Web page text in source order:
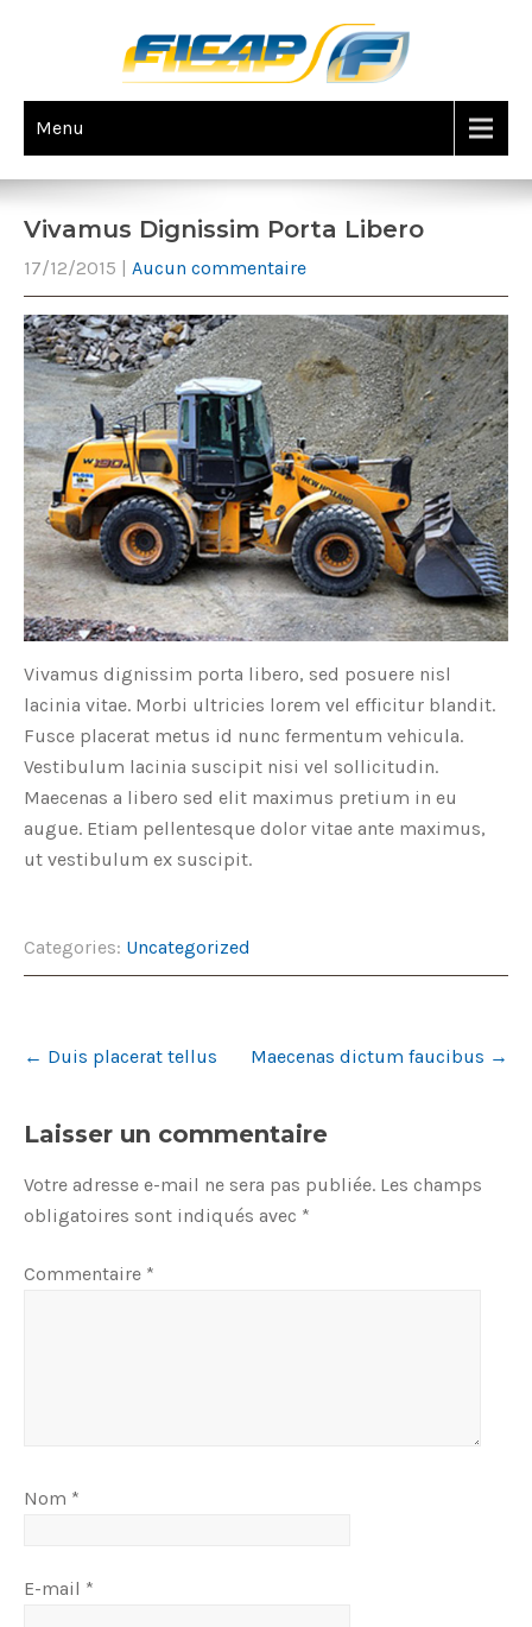
Menu
Vivamus Dignissim Porta Libero
17/12/2015 | Aucun commentaire
Vivamus dignissim porta libero, sed posuere nisl
lacinia vitae. Morbi ultricies lorem vel efficitur blandit.
Fusce placerat metus id nunc fermentum vehicula.
Vestibulum lacinia suscipit nisi vel sollicitudin.
Maecenas a libero sed elit maximus pretium in eu
augue. Etiam pellentesque dolor vitae ante maximus,
ut vestibulum ex suscipit.
Categories: Uncategorized
navigation
← Duis placerat tellus Maecenas dictum faucibus →
Laisser un commentaire
Votre adresse e-mail ne sera pas publiée. Les champs
obligatoires sont indiqués avec *
Commentaire *
Nom *
E-mail *